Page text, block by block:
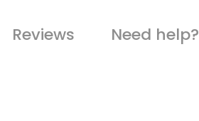
Reviews Need help?